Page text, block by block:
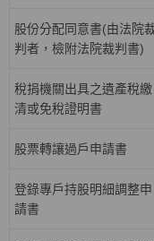
股份分配同意書(由法院
判者，檢附法院裁判書)
稅捐機關出具之遺產稅繳
清或免稅證明書
股票轉讓過戶申請書
登錄專戶持股明細調整申
請書